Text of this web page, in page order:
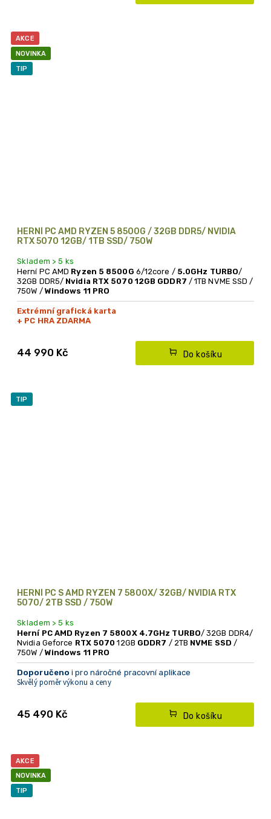
AKCE
NOVINKA
TIP
HERNÍ PC AMD RYZEN 5 8500G / 32GB DDR5/ NVIDIA
RTX 5070 12GB/ 1TB SSD/ 750W
Skladem > 5 ks
44 990 Kč Do košíku
Herní PC AMD Ryzen 5 8500G 6/12core / 5.0GHz TURBO/
32GB DDR5/ Nvidia RTX 5070 12GB GDDR7 / 1TB NVME SSD /
750W / Windows 11 PRO
Extrémní grafická karta
+ PC HRA ZDARMA
TIP
HERNÍ PC S AMD RYZEN 7 5800X/ 32GB/ NVIDIA RTX
5070/ 2TB SSD / 750W
Skladem > 5 ks
45 490 Kč Do košíku
Herní PC AMD Ryzen 7 5800X 4.7GHz TURBO/ 32GB DDR4/
Nvidia Geforce RTX 5070 12GB GDDR7 / 2TB NVME SSD /
750W / Windows 11 PRO
Doporučeno i pro náročné pracovní aplikace
Skvělý poměr výkonu a ceny
AKCE
NOVINKA
TIP